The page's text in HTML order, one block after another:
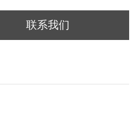
联系我们